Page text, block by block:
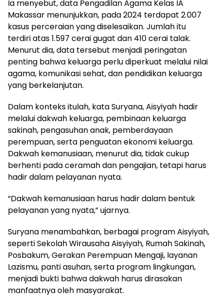
Ia menyebut, data Pengadilan Agama Kelas IA
Makassar menunjukkan, pada 2024 terdapat 2.007
kasus perceraian yang diselesaikan. Jumlah itu
terdiri atas 1.597 cerai gugat dan 410 cerai talak.
Menurut dia, data tersebut menjadi peringatan
penting bahwa keluarga perlu diperkuat melalui nilai
agama, komunikasi sehat, dan pendidikan keluarga
yang berkelanjutan.
Dalam konteks itulah, kata Suryana, Aisyiyah hadir
melalui dakwah keluarga, pembinaan keluarga
sakinah, pengasuhan anak, pemberdayaan
perempuan, serta penguatan ekonomi keluarga.
Dakwah kemanusiaan, menurut dia, tidak cukup
berhenti pada ceramah dan pengajian, tetapi harus
hadir dalam pelayanan nyata.
“Dakwah kemanusiaan harus hadir dalam bentuk
pelayanan yang nyata,” ujarnya.
Suryana menambahkan, berbagai program Aisyiyah,
seperti Sekolah Wirausaha Aisyiyah, Rumah Sakinah,
Posbakum, Gerakan Perempuan Mengaji, layanan
Lazismu, panti asuhan, serta program lingkungan,
menjadi bukti bahwa dakwah harus dirasakan
manfaatnya oleh masyarakat.